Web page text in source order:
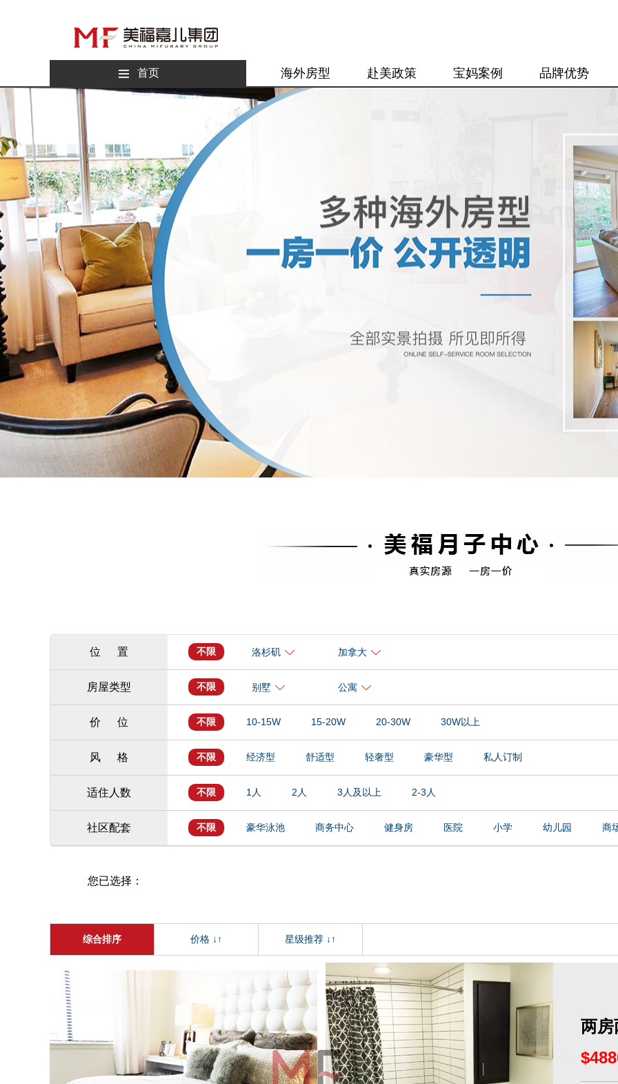
首页 海外房型 赴美政策 宝妈案例 品牌优势
位 置 不限 洛杉矶 加拿大
房屋类型 不限 别墅 公寓
价 位 不限 10-15W 15-20W 20-30W 30W以上
风 格 不限 经济型 舒适型 轻奢型 豪华型 私人订制
适住人数 不限 1人 2人 3人及以上 2-3人
社区配套 不限 豪华泳池 商务中心 健身房 医院 小学 幼儿园 商
您已选择：
综合排序 价格 ↓↑ 星级推荐 ↓↑
两房